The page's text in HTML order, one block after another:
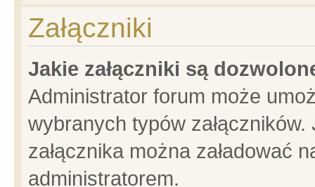
Załączniki
Jakie załączniki są
Administrator forum może
wybranych typów
załącznika można załadować
administratorem.